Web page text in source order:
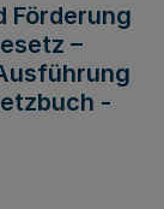
Förderung
–
-